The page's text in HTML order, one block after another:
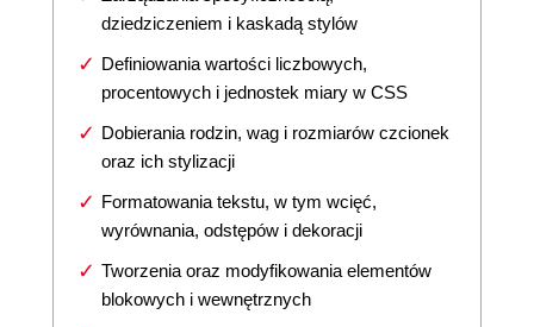
dziedziczeniem i kaskadą stylów
Definiowania wartości liczbowych,
procentowych i jednostek miary w CSS
Dobierania rodzin, wag i rozmiarów czcionek
oraz ich stylizacji
Formatowania tekstu, w tym wcięć,
wyrównania, odstępów i dekoracji
Tworzenia oraz modyfikowania elementów
blokowych i wewnętrznych